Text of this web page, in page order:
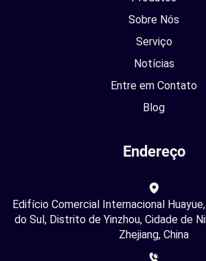
Sobre Nós
Serviço
Notícias
Entre em Contato
Blog
Endereço
Edifício Comercial Internacional
do Sul, Distrito de Yinzhou, Cidade de
Zhejiang, China